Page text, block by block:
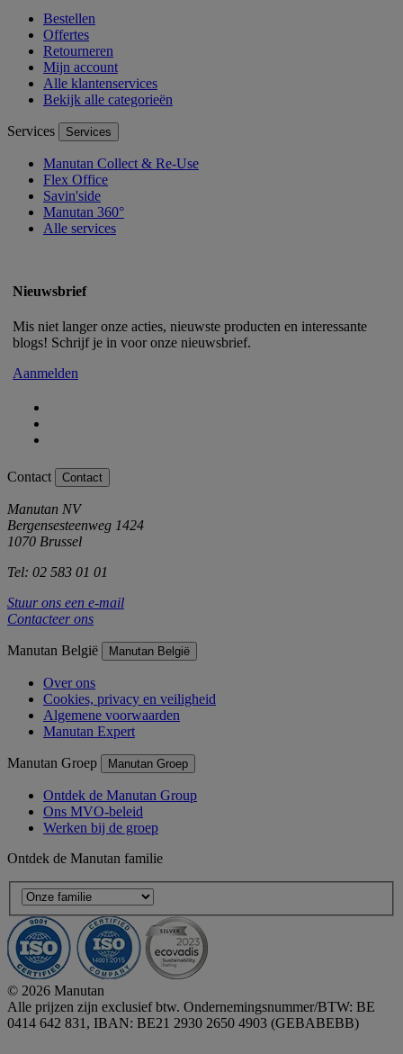
Bestellen
Offertes
Retourneren
Mijn account
Alle klantenservices
Bekijk alle categorieën
Services Services
Manutan Collect & Re-Use
Flex Office
Savin'side
Manutan 360°
Alle services
Nieuwsbrief
Mis niet langer onze acties, nieuwste producten en interessante
blogs! Schrijf je in voor onze nieuwsbrief.
Aanmelden
Contact Contact
Manutan NV
Bergensesteenweg 1424
1070 Brussel
Tel: 02 583 01 01
Stuur ons een e-mail
Contacteer ons
Manutan België Manutan België
Over ons
Cookies, privacy en veiligheid
Algemene voorwaarden
Manutan Expert
Manutan Groep Manutan Groep
Ontdek de Manutan Group
Ons MVO-beleid
Werken bij de groep
Ontdek de Manutan familie
© 2026 Manutan
Alle prijzen zijn exclusief btw. Ondernemingsnummer/BTW: BE
0414 642 831, IBAN: BE21 2930 2650 4903 (GEBABEBB)